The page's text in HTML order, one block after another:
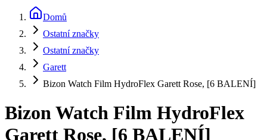
Domů
Ostatní značky
Ostatní značky
Garett
Bizon Watch Film HydroFlex Garett Rose, [6 BALENÍ]
Bizon Watch Film HydroFlex
Garett Rose, [6 BALENÍ]